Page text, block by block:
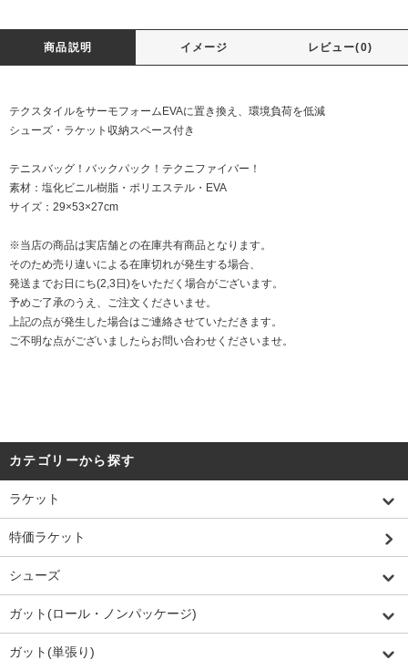
商品説明 イメージ レビュー(0)
テクスタイルをサーモフォームEVAに置き換え、環境負荷を低減
シューズ・ラケット収納スペース付き
テニスバッグ！バックパック！テクニファイバー！
素材：塩化ビニル樹脂・ポリエステル・EVA
サイズ：29×53×27cm
※当店の商品は実店舗との在庫共有商品となります。
そのため売り違いによる在庫切れが発生する場合、
発送までお日にち(2,3日)をいただく場合がございます。
予めご了承のうえ、ご注文くださいませ。
上記の点が発生した場合はご連絡させていただきます。
ご不明な点がございましたらお問い合わせくださいませ。
カテゴリーから探す
ラケット
特価ラケット
シューズ
ガット(ロール・ノンパッケージ)
ガット(単張り)